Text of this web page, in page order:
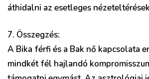
áthidalni az esetleges
7. Összegzés:
A Bika férfi és a Bak nő kapcsolata
mindkét fél hajlandó